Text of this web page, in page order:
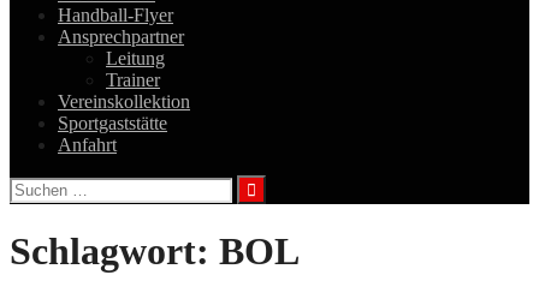
Handball-Flyer
Ansprechpartner
Leitung
Trainer
Vereinskollektion
Sportgaststätte
Anfahrt
Suchen
nach:
Schlagwort: BOL